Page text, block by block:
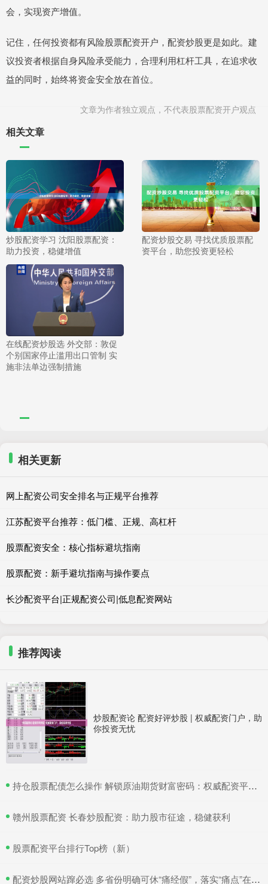
会，实现资产增值。
记住，任何投资都有风险股票配资开户，配资炒股更是如此。建
议投资者根据自身风险承受能力，合理利用杠杆工具，在追求收
益的同时，始终将资金安全放在首位。
文章为作者独立观点，不代表股票配资开户观点
相关文章
炒股配资学习 沈阳股票配资：
助力投资，稳健增值
配资炒股交易 寻找优质股票配
资平台，助您投资更轻松
在线配资炒股选 外交部：敦促
个别国家停止滥用出口管制 实
施非法单边强制措施
相关更新
网上配资公司安全排名与正规平台推荐
江苏配资平台推荐：低门槛、正规、高杠杆
股票配资安全：核心指标避坑指南
股票配资：新手避坑指南与操作要点
长沙配资平台|正规配资公司|低息配资网站
推荐阅读
炒股配资论 配资好评炒股 | 权威配资门户，助
你投资无忧
​持仓股票配债怎么操作 解锁原油期货财富密码：权威配资平台助你致富
​赣州股票配资 长春炒股配资：助力股市征途，稳健获利
​股票配资平台排行Top榜（新）
​配资炒股网站蹿必选 多省份明确可休“痛经假”，落实“痛点”在何处？